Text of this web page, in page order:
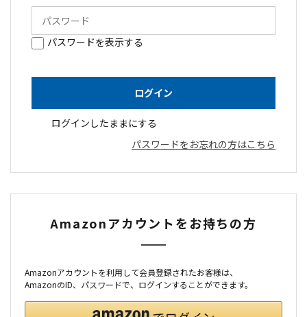
パスワードを表示する
ログインしたままにする
パスワードをお忘れの方はこちら
Amazonアカウントをお持ちの方
Amazonアカウントを利用して会員登録されたお客様は、
AmazonのID、パスワードで、ログインすることができます。